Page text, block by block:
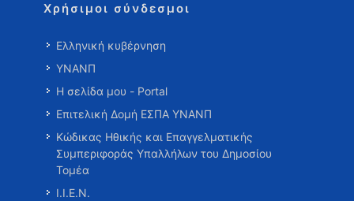
Χρήσιμοι σύνδεσμοι
Ελληνική κυβέρνηση
ΥΝΑΝΠ
Η σελίδα μου - Portal
Επιτελική Δομή ΕΣΠΑ ΥΝΑΝΠ
Κώδικας Ηθικής και Επαγγελματικής
Συμπεριφοράς Υπαλλήλων του Δημοσίου
Τομέα
Ι.Ι.Ε.Ν.